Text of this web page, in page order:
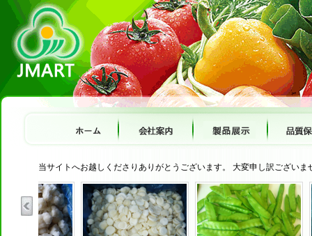
当サイトへお越しくださりありがとうございます。 大変申し訳ござい